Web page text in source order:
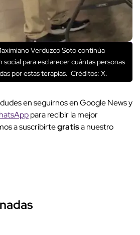
Verduzco Soto continúa
para esclarecer cuántas personas
por estas terapias. Créditos: X.
en seguirnos en Google News y
para recibir la mejor
a suscribirtegratisa nuestro